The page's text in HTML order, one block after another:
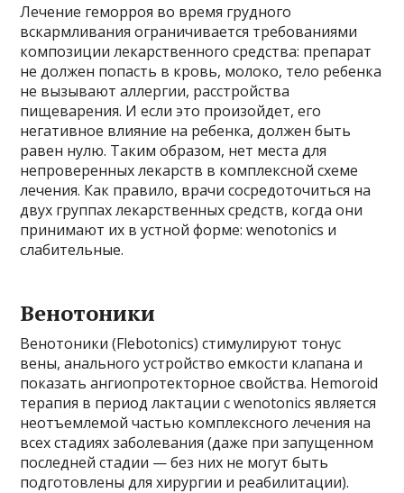
Лечение геморроя во время грудного
вскармливания ограничивается требованиями
композиции лекарственного средства: препарат
не должен попасть в кровь, молоко, тело ребенка
не вызывают аллергии, расстройства
пищеварения. И если это произойдет, его
негативное влияние на ребенка, должен быть
равен нулю. Таким образом, нет места для
непроверенных лекарств в комплексной схеме
лечения. Как правило, врачи сосредоточиться на
двух группах лекарственных средств, когда они
принимают их в устной форме: wenotonics и
слабительные.
Венотоники
Венотоники (Flebotonics) стимулируют тонус
вены, анального устройство емкости клапана и
показать ангиопротекторное свойства. Hemoroid
терапия в период лактации с wenotonics является
неотъемлемой частью комплексного лечения на
всех стадиях заболевания (даже при запущенном
последней стадии — без них не могут быть
подготовлены для хирургии и реабилитации).